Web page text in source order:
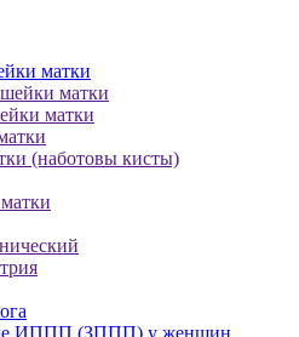
матки
матки
матки
(наботовы кисты)
ИППП (ЗППП) у женщин